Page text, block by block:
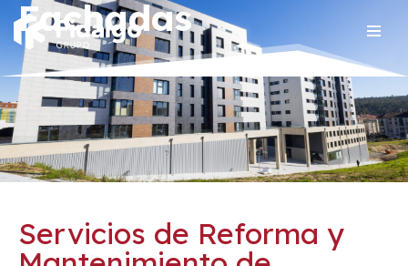
Saltar
al
contenido
Fachadas
Servicios de Reforma y